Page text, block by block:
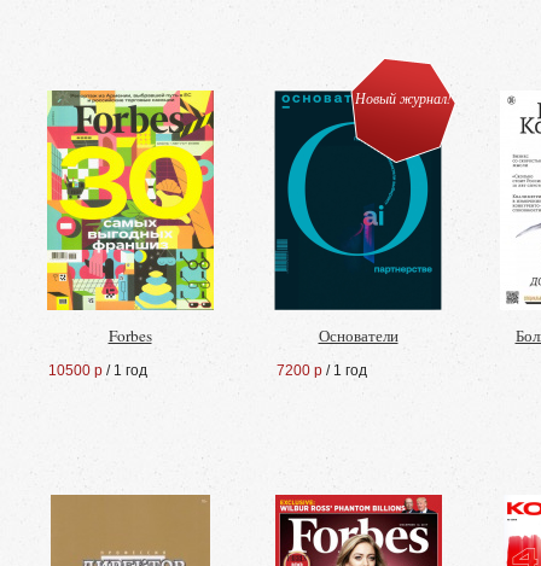
Forbes
10500 р / 1 год
Новый журнал!
Основатели
7200 р / 1 год